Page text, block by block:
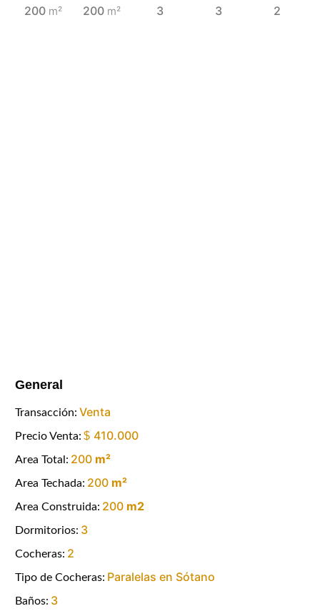
200 m² 200 m² 3 3 2
General
Transacción: Venta
Precio Venta: $ 410.000
Area Total: 200 m²
Area Techada: 200 m²
Area Construida: 200 m2
Dormitorios: 3
Cocheras: 2
Tipo de Cocheras: Paralelas en Sótano
Baños: 3